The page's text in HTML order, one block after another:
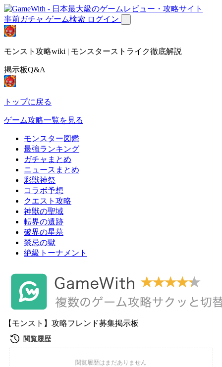
事前ガチャ ゲーム検索 ログイン
モンスト攻略wiki | モンスターストライク徹底解説
掲示板Q&A
トップに戻る
ゲーム攻略一覧を見る
モンスター図鑑
最強ランキング
ガチャまとめ
ニュースまとめ
彩獣神祭
コラボ予想
クエスト攻略
神獣の聖域
転界の遺跡
破界の星墓
禁忌の獄
絶級トーナメント
【モンスト】攻略フレンド募集掲示板